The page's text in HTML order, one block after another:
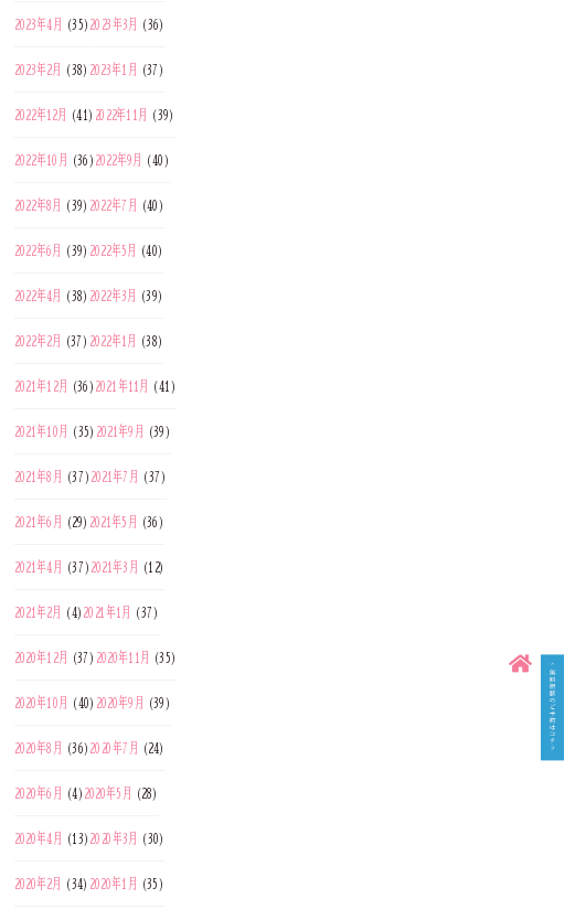
2023年4月 (35) 2023年3月 (36)
2023年2月 (38) 2023年1月 (37)
2022年12月 (41) 2022年11月 (39)
2022年10月 (36) 2022年9月 (40)
2022年8月 (39) 2022年7月 (40)
2022年6月 (39) 2022年5月 (40)
2022年4月 (38) 2022年3月 (39)
2022年2月 (37) 2022年1月 (38)
2021年12月 (36) 2021年11月 (41)
2021年10月 (35) 2021年9月 (39)
2021年8月 (37) 2021年7月 (37)
2021年6月 (29) 2021年5月 (36)
2021年4月 (37) 2021年3月 (12)
2021年2月 (4) 2021年1月 (37)
2020年12月 (37) 2020年11月 (35)
2020年10月 (40) 2020年9月 (39)
2020年8月 (36) 2020年7月 (24)
2020年6月 (4) 2020年5月 (28)
2020年4月 (13) 2020年3月 (30)
2020年2月 (34) 2020年1月 (35)